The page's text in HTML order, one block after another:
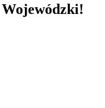
Wojewódzki!